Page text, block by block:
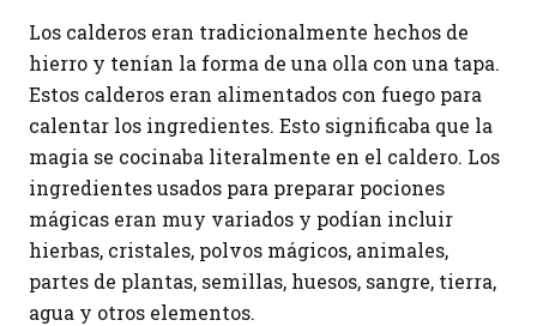
Los calderos eran tradicionalmente hechos de
hierro y tenían la forma de una olla con una tapa.
Estos calderos eran alimentados con fuego para
calentar los ingredientes. Esto significaba que la
magia se cocinaba literalmente en el caldero. Los
ingredientes usados para preparar pociones
mágicas eran muy variados y podían incluir
hierbas, cristales, polvos mágicos, animales,
partes de plantas, semillas, huesos, sangre, tierra,
agua y otros elementos.